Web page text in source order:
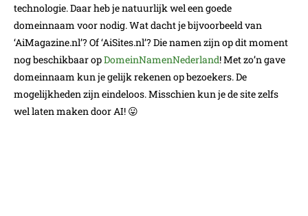
technologie. Daar heb je natuurlijk wel een goede
domeinnaam voor nodig. Wat dacht je bijvoorbeeld van
‘AiMagazine.nl’? Of ‘AiSites.nl’? Die namen zijn op dit moment
nog beschikbaar opDomeinNamenNederland! Met zo’n gave
domeinnaam kun je gelijk rekenen op bezoekers. De
mogelijkheden zijn eindeloos. Misschien kun je de site zelfs
wel laten maken door AI! 😛